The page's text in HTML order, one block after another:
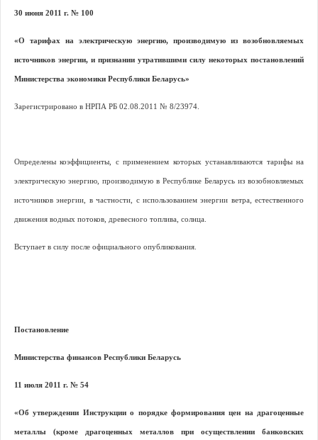
30 июня 2011 г. № 100
«О тарифах на электрическую энергию, производимую из возобновляемых
источников энергии, и признании утратившими силу некоторых постановлений
Министерства экономики Республики Беларусь»
Зарегистрировано в НРПА РБ 02.08.2011 № 8/23974.
Определены коэффициенты, с применением которых устанавливаются тарифы на
электрическую энергию, производимую в Республике Беларусь из возобновляемых
источников энергии, в частности, с использованием энергии ветра, естественного
движения водных потоков, древесного топлива, солнца.
Вступает в силу после официального опубликования.
Постановление
Министерства финансов Республики Беларусь
11 июля 2011 г. № 54
«Об утверждении Инструкции о порядке формирования цен на драгоценные
металлы (кроме драгоценных металлов при осуществлении банковских